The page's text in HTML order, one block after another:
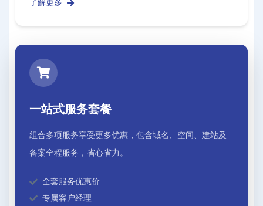
了解更多
一站式服务套餐
组合多项服务享受更多优惠，包含域名、空间、建站及
备案全程服务，省心省力。
全套服务优惠价
专属客户经理